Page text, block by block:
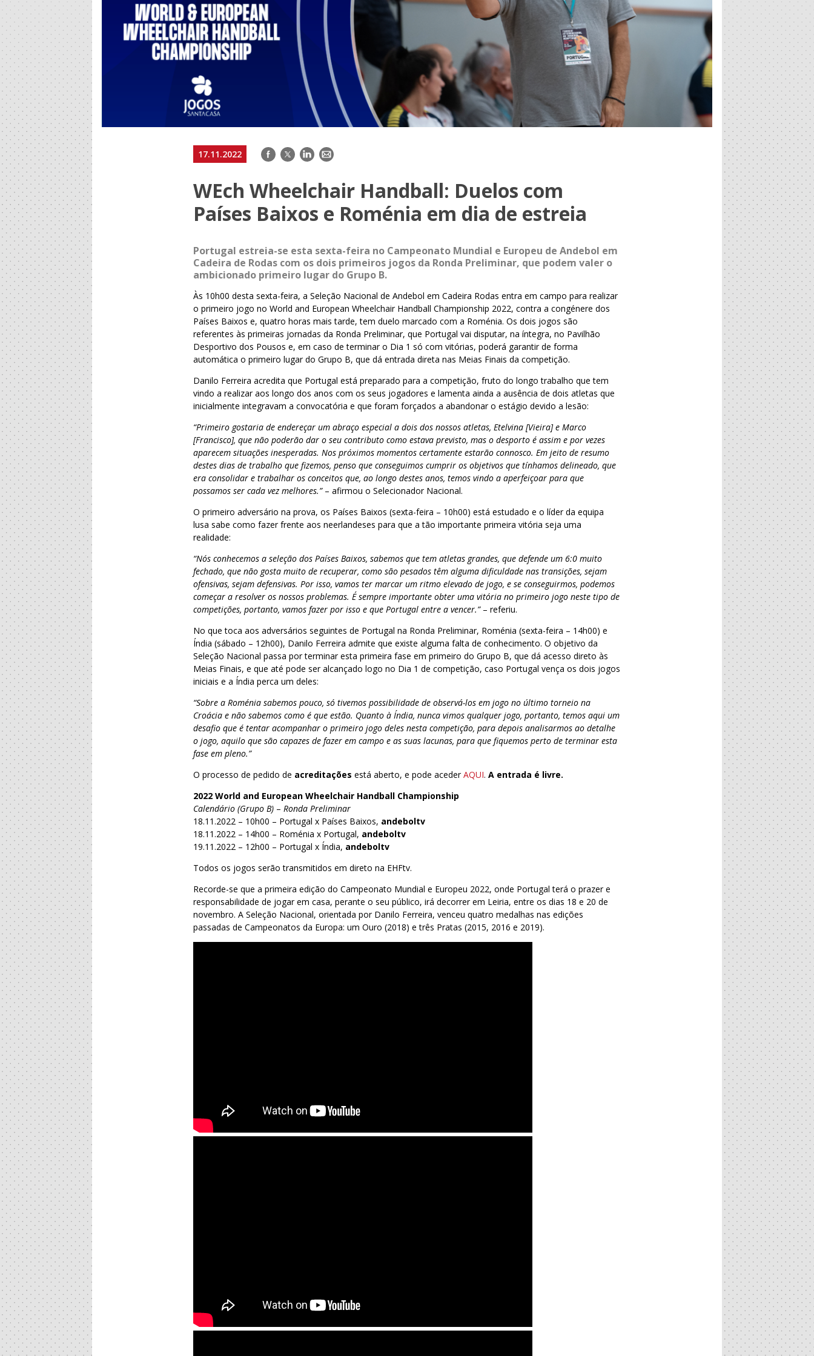
17.11.2022 Facebook
TwitterLinkedIn
E-
WEch Wheelchair Handball: Duelos com
Países Baixos e Roménia em dia de estreia
Portugal estreia-se esta sexta-feira no Campeonato Mundial e Europeu de Andebol em
Cadeira de Rodas com os dois primeiros jogos da Ronda Preliminar, que podem valer o
ambicionado primeiro lugar do Grupo B.
Às 10h00 desta sexta-feira, a Seleção Nacional de Andebol em Cadeira Rodas entra em campo para realizar
o primeiro jogo no World and European Wheelchair Handball Championship 2022, contra a congénere dos
Países Baixos e, quatro horas mais tarde, tem duelo marcado com a Roménia. Os dois jogos são
referentes às primeiras jornadas da Ronda Preliminar, que Portugal vai disputar, na íntegra, no Pavilhão
Desportivo dos Pousos e, em caso de terminar o Dia 1 só com vitórias, poderá garantir de forma
automática o primeiro lugar do Grupo B, que dá entrada direta nas Meias Finais da competição.
Danilo Ferreira acredita que Portugal está preparado para a competição, fruto do longo trabalho que tem
vindo a realizar aos longo dos anos com os seus jogadores e lamenta ainda a ausência de dois atletas que
inicialmente integravam a convocatória e que foram forçados a abandonar o estágio devido a lesão:
“Primeiro gostaria de endereçar um abraço especial a dois dos nossos atletas, Etelvina [Vieira] e Marco
[Francisco], que não poderão dar o seu contributo como estava previsto, mas o desporto é assim e por vezes
aparecem situações inesperadas. Nos próximos momentos certamente estarão connosco. Em jeito de resumo
destes dias de trabalho que fizemos, penso que conseguimos cumprir os objetivos que tínhamos delineado, que
era consolidar e trabalhar os conceitos que, ao longo destes anos, temos vindo a aperfeiçoar para que
possamos ser cada vez melhores.”– afirmou o Selecionador Nacional.
O primeiro adversário na prova, os Países Baixos (sexta-feira – 10h00) está estudado e o líder da equipa
lusa sabe como fazer frente aos neerlandeses para que a tão importante primeira vitória seja uma
realidade:
“Nós conhecemos a seleção dos Países Baixos, sabemos que tem atletas grandes, que defende um 6:0 muito
fechado, que não gosta muito de recuperar, como são pesados têm alguma dificuldade nas transições, sejam
ofensivas, sejam defensivas. Por isso, vamos ter marcar um ritmo elevado de jogo, e se conseguirmos, podemos
começar a resolver os nossos problemas. É sempre importante obter uma vitória no primeiro jogo neste tipo de
competições, portanto, vamos fazer por isso e que Portugal entre a vencer.”– referiu.
No que toca aos adversários seguintes de Portugal na Ronda Preliminar, Roménia (sexta-feira – 14h00) e
Índia (sábado – 12h00), Danilo Ferreira admite que existe alguma falta de conhecimento. O objetivo da
Seleção Nacional passa por terminar esta primeira fase em primeiro do Grupo B, que dá acesso direto às
Meias Finais, e que até pode ser alcançado logo no Dia 1 de competição, caso Portugal vença os dois jogos
iniciais e a Índia perca um deles:
“Sobre a Roménia sabemos pouco, só tivemos possibilidade de observá-los em jogo no último torneio na
Croácia e não sabemos como é que estão. Quanto à Índia, nunca vimos qualquer jogo, portanto, temos aqui um
desafio que é tentar acompanhar o primeiro jogo deles nesta competição, para depois analisarmos ao detalhe
o jogo, aquilo que são capazes de fazer em campo e as suas lacunas, para que fiquemos perto de terminar esta
fase em pleno.”
O processo de pedido de acreditaçõesestá aberto, e pode acederAQUI.A entrada é livre.
2022 World and European Wheelchair Handball Championship
Calendário (Grupo B) –Ronda Preliminar
18.11.2022 – 10h00 – Portugal x Países Baixos, andeboltv
18.11.2022 – 14h00 – Roménia x Portugal, andeboltv
19.11.2022 – 12h00 – Portugal x Índia, andeboltv
Todos os jogos serão transmitidos em direto na EHFtv.
Recorde-se que a primeira edição do Campeonato Mundial e Europeu 2022, onde Portugal terá o prazer e
responsabilidade de jogar em casa, perante o seu público, irá decorrer em Leiria, entre os dias 18 e 20 de
novembro. A Seleção Nacional, orientada por Danilo Ferreira, venceu quatro medalhas nas edições
passadas de Campeonatos da Europa: um Ouro (2018) e três Pratas (2015, 2016 e 2019).